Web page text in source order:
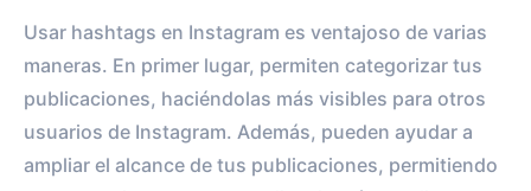
Usar hashtags en Instagram es ventajoso de varias
maneras. En primer lugar, permiten categorizar tus
publicaciones, haciéndolas más visibles para otros
usuarios de Instagram. Además, pueden ayudar a
ampliar el alcance de tus publicaciones, permitiendo